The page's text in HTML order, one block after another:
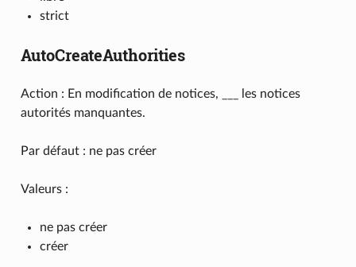
strict
AutoCreateAuthorities
Action : En modification de notices, ___ les notices
autorités manquantes.
Par défaut : ne pas créer
Valeurs :
ne pas créer
créer